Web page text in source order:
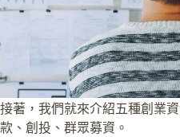
接著，我們就來介紹五種創業
款、創投、群眾募資。